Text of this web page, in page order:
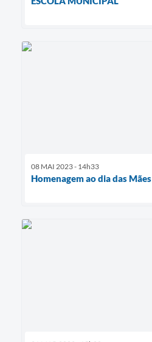
08 MAI 2023 - 14h33
Homenagem ao dia das Mães